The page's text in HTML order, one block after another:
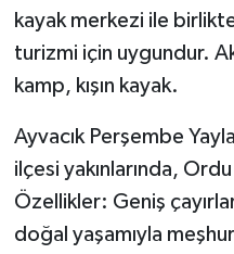
kayak merkezi ile
turizmi için uygundur.
kamp, kışın kayak.
Ayvacık Perşembe
ilçesi yakınlarında, Ordu
Özellikler: Geniş
doğal yaşamıyla